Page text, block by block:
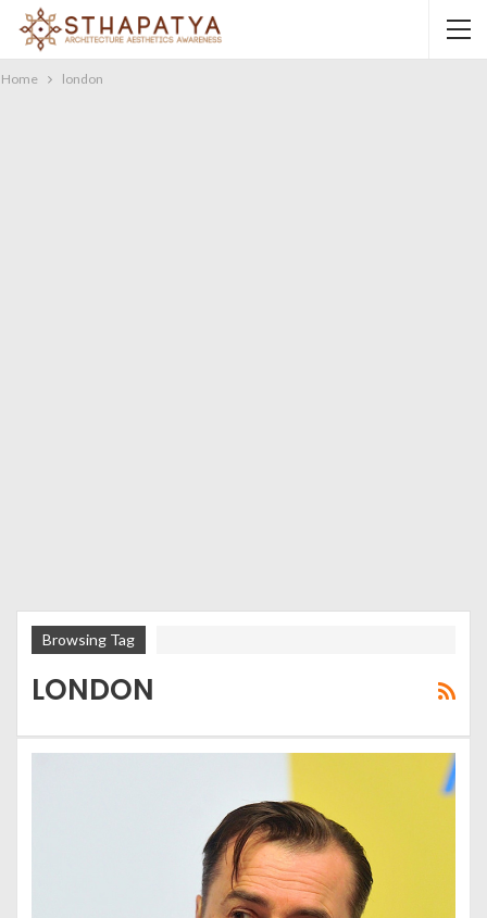
Home london
Browsing Tag
LONDON